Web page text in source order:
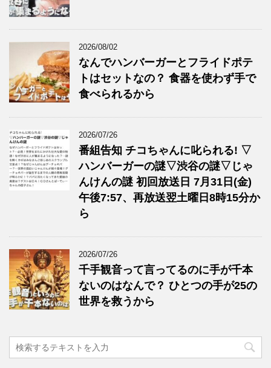
2026/08/02
なんでハンバーガーとフライドポテ
トはセットなの？ 食器を使わず手で
食べられるから
2026/07/26
番組告知 チコちゃんに叱られる! ▽
ハンバーガーの謎▽渋谷の謎▽じゃ
んけんの謎 初回放送日 7月31日(金)
午後7:57、再放送翌土曜日8時15分か
ら
2026/07/26
千手観音って言ってるのに手が千本
ないのはなんで？ ひとつの手が25の
世界を救うから